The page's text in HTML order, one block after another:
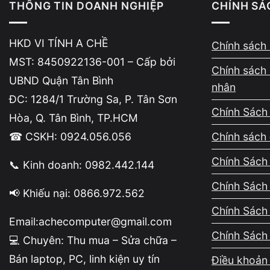
9 – 12
Hiệu năng tốt – dùng lâu dài
12 – 15
triệu
Gần tiệm cận laptop mới
Trên 15
Laptop cũ cao cấp
⚠️ Lưu ý rất quan trọng khi mua laptop
THÔNG TIN DOANH NGHIỆP
HKD VI TÍNH A CHỀ
MST: 8450922136-001 – Cấp bởi
UBND Quận Tân Bình
ĐC: 1284/1 Trường Sa, P. Tân Sơn
Hòa, Q. Tân Bình, TP.HCM
☎ CSKH: 0924.056.056
📞 Kinh doanh: 0982.442.144
📢 Khiếu nại: 0866.972.562
Email:achecomputer@gmail.com
💻 Chuyên: Thu mua – Sửa chữa –
Bán laptop, PC, linh kiện uy tín
CHÍNH
Chính
Chính
nhân
Chính
Chính
Chính
Chính
Chính
Chính
Điều khoản